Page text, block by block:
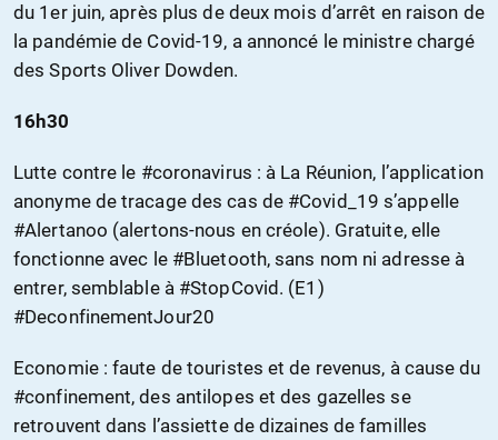
du 1er juin, après plus de deux mois d’arrêt en raison de
la pandémie de Covid-19, a annoncé le ministre chargé
des Sports Oliver Dowden.
16h30
Lutte contre le #coronavirus : à La Réunion, l’application
anonyme de tracage des cas de #Covid_19 s’appelle
#Alertanoo (alertons-nous en créole). Gratuite, elle
fonctionne avec le #Bluetooth, sans nom ni adresse à
entrer, semblable à #StopCovid. (E1)
#DeconfinementJour20
Economie : faute de touristes et de revenus, à cause du
#confinement, des antilopes et des gazelles se
retrouvent dans l’assiette de dizaines de familles